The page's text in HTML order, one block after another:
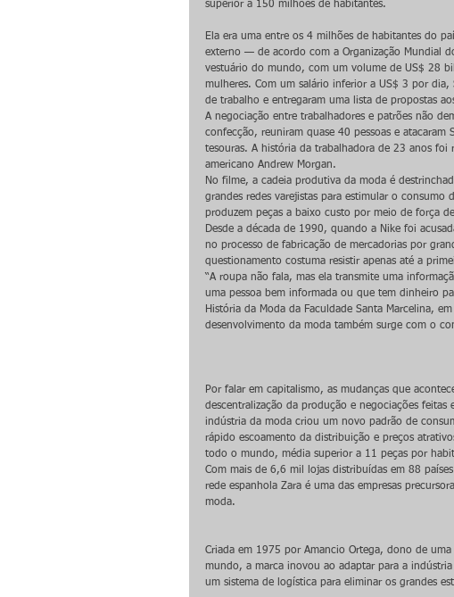
superior a 150 milhões de habitantes.
Ela era uma entre os 4 milhões de habitantes do
externo — de acordo com a Organização Mundial
vestuário do mundo, com um volume de US$ 28
mulheres. Com um salário inferior a US$ 3 por
de trabalho e entregaram uma lista de propostas
A negociação entre trabalhadores e patrões não
confecção, reuniram quase 40 pessoas e
tesouras. A história da trabalhadora de 23 anos
americano Andrew Morgan.
No filme, a cadeia produtiva da moda é
grandes redes varejistas para estimular o consumo
produzem peças a baixo custo por meio de força
Desde a década de 1990, quando a Nike foi
no processo de fabricação de mercadorias por
questionamento costuma resistir apenas até a
“A roupa não fala, mas ela transmite uma
uma pessoa bem informada ou que tem dinheiro
História da Moda da Faculdade Santa Marcelina,
desenvolvimento da moda também surge com o
Por falar em capitalismo, as mudanças que
descentralização da produção e negociações
indústria da moda criou um novo padrão de
rápido escoamento da distribuição e preços
todo o mundo, média superior a 11 peças por
Com mais de 6,6 mil lojas distribuídas em 88
rede espanhola Zara é uma das empresas
moda.
Criada em 1975 por Amancio Ortega, dono de
mundo, a marca inovou ao adaptar para a
um sistema de logística para eliminar os grandes